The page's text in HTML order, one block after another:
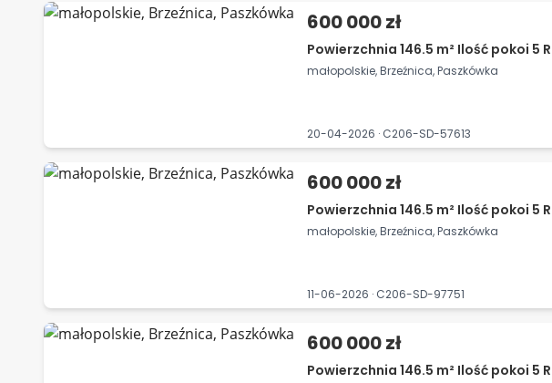
600 000 zł
Powierzchnia 146.5 m² Ilość pokoi 5
małopolskie, Brzeźnica, Paszkówka
20-04-2026 · C206-SD-57613
600 000 zł
Powierzchnia 146.5 m² Ilość pokoi 5
małopolskie, Brzeźnica, Paszkówka
11-06-2026 · C206-SD-97751
600 000 zł
Powierzchnia 146.5 m² Ilość pokoi 5